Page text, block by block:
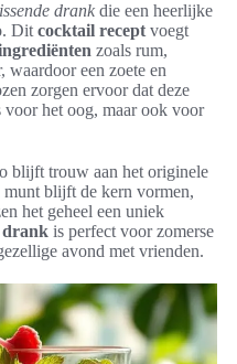
drank die een heerlijke
Dit cocktail recept voegt
zoals rum,
waardoor een zoete en
zorgen ervoor dat deze
het oog, maar ook voor
blijft trouw aan het originele
blijft de kern vormen,
het geheel een uniek
drank is perfect voor zomerse
avond met vrienden.